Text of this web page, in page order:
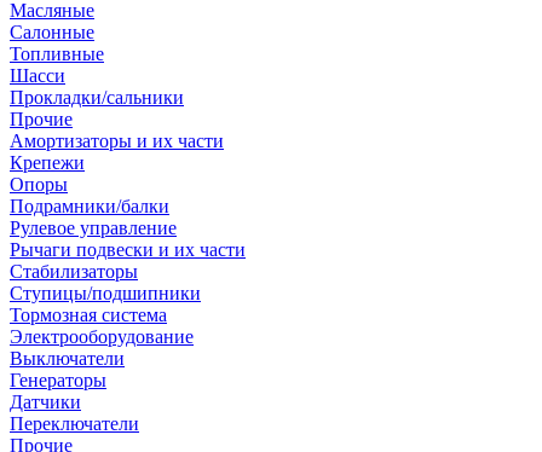
Масляные
Салонные
Топливные
Шасси
Прокладки/сальники
Прочие
Амортизаторы и их части
Крепежи
Опоры
Подрамники/балки
Рулевое управление
Рычаги подвески и их части
Стабилизаторы
Ступицы/подшипники
Тормозная система
Электрооборудование
Выключатели
Генераторы
Датчики
Переключатели
Прочие